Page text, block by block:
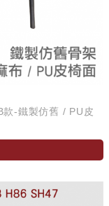
W60 L55 H80 SH49 A款-鐵製仿舊 / 麻布 B款-鐵製仿舊 / PU皮